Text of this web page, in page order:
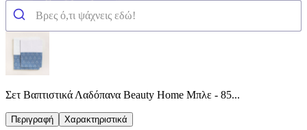
Σετ Βαπτιστικά Λαδόπανα Beauty Home Μπλε - 85...
Περιγραφή Χαρακτηριστικά